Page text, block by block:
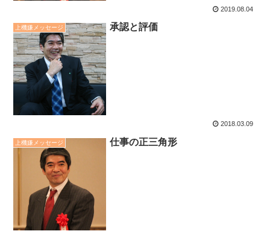
2019.08.04
上機嫌メッセージ 承認と評価
2018.03.09
上機嫌メッセージ 仕事の正三角形